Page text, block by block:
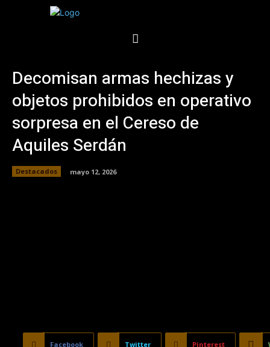
Decomisan armas hechizas y
objetos prohibidos en operativo
sorpresa en el Cereso de
Aquiles Serdán
Destacados mayo 12, 2026
Facebook Twitter Pinterest